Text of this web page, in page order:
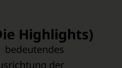
Highlights)
der